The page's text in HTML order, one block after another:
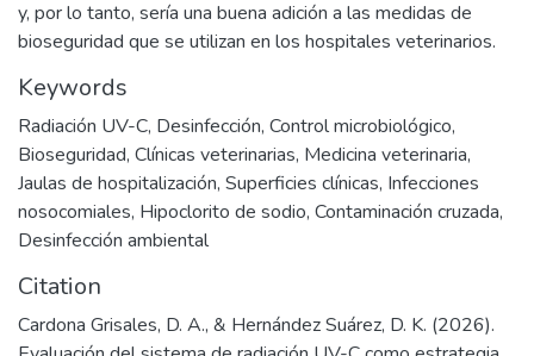
y, por lo tanto, sería una buena adición a las medidas de
bioseguridad que se utilizan en los hospitales veterinarios.
Keywords
Radiación UV-C, Desinfección, Control microbiológico,
Bioseguridad, Clínicas veterinarias, Medicina veterinaria,
Jaulas de hospitalización, Superficies clínicas, Infecciones
nosocomiales, Hipoclorito de sodio, Contaminación cruzada,
Desinfección ambiental
Citation
Cardona Grisales, D. A., & Hernández Suárez, D. K. (2026).